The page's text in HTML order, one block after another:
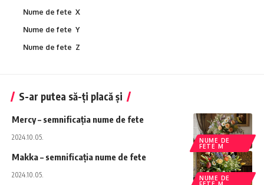
Nume de fete X
Nume de fete Y
Nume de fete Z
S-ar putea să-ți placă și
NUME DE
FETE M
Mercy – semnificația nume de fete
2024.10.05.
NUME DE
Makka – semnificația nume de fete
2024.10.05.